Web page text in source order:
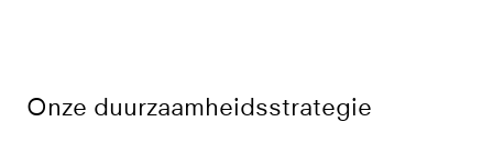
Onze duurzaamheidsstrategie